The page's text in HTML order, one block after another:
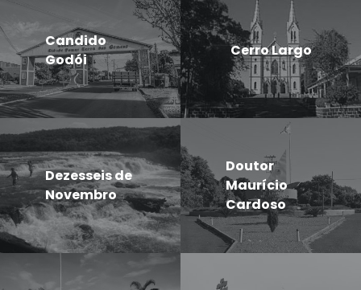
Candido
Godói
Cerro Largo
Dezesseis de
Novembro
Doutor
Maurício
Cardoso